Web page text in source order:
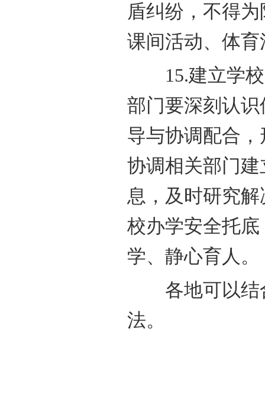
盾纠纷，不得
课间活动、体
15.建立学校
部门要深刻认
导与协调配合
协调相关部门
息，及时研究
校办学安全托
学、静心育人。
各地可以结
法。